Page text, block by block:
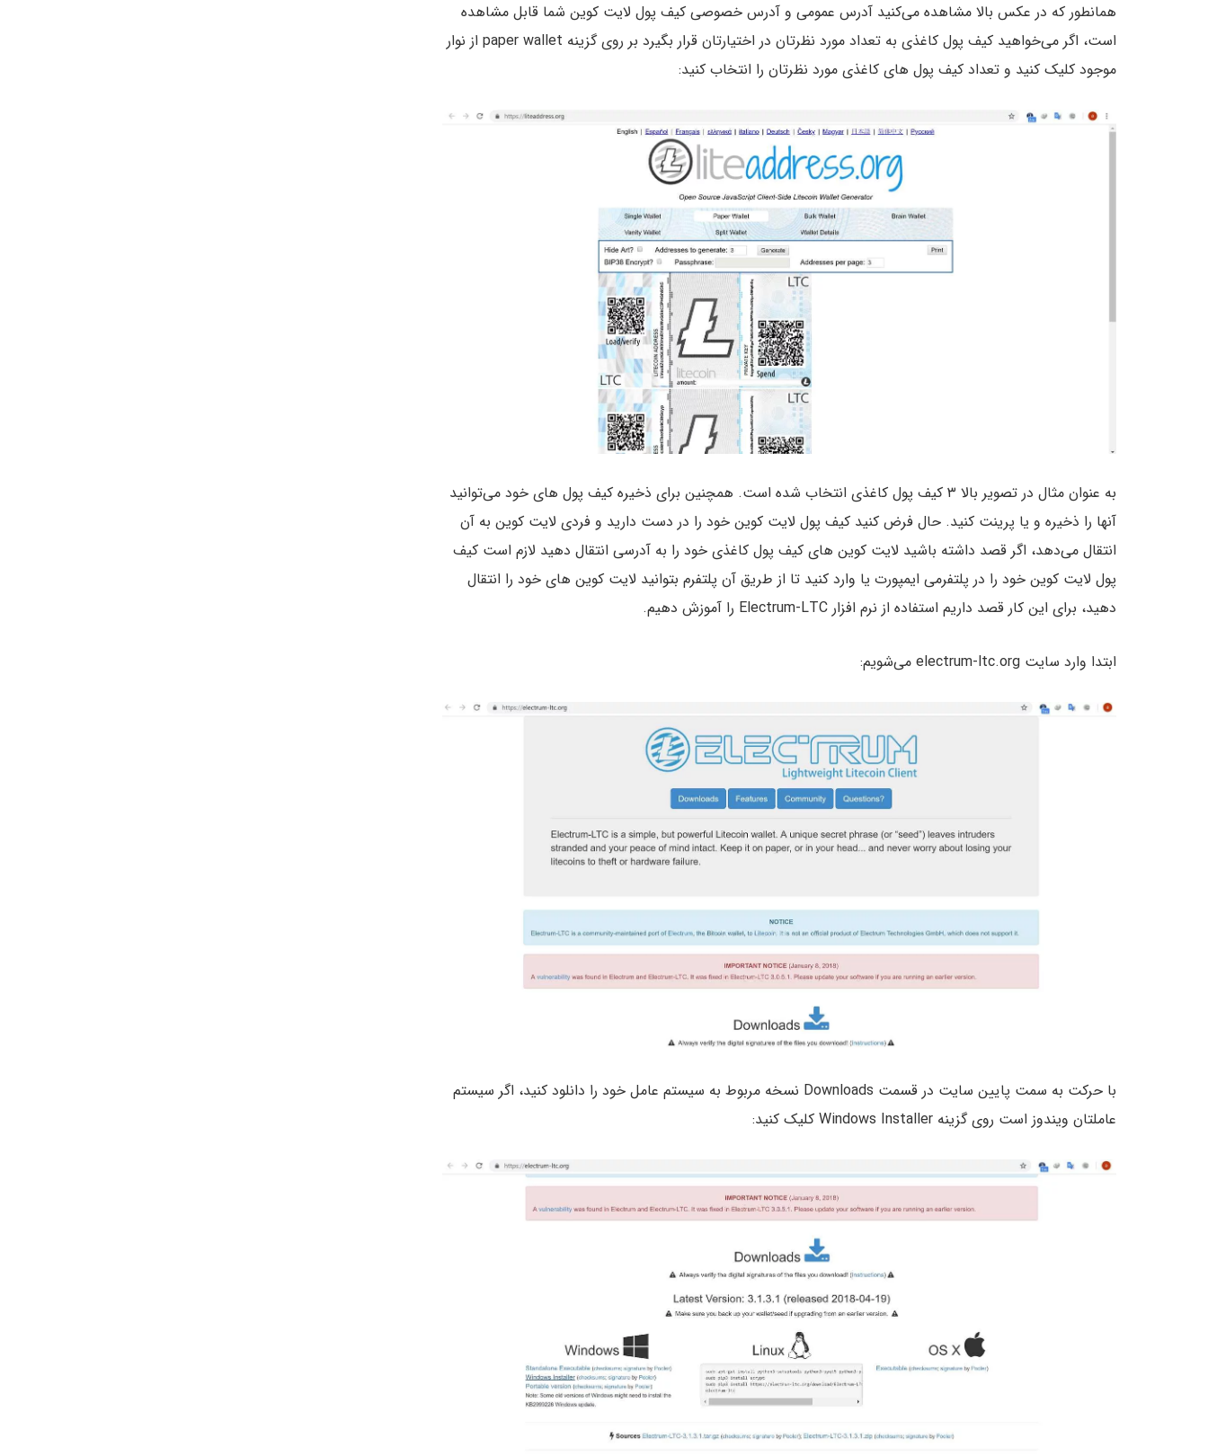
همانطور که در عکس بالا مشاهده می‌کنید آدرس عمومی و آدرس خصوصی کیف پول لایت کوین شما قابل مشاهده
است، اگر می‌خواهید کیف پول کاغذی به تعداد مورد نظرتان در اختیارتان قرار بگیرد بر روی گزینه paper wallet از نوار
موجود کلیک کنید و تعداد کیف پول های کاغذی مورد نظرتان را انتخاب کنید:
به عنوان مثال در تصویر بالا ۳ کیف پول کاغذی انتخاب شده است. همچنین برای ذخیره کیف پول های خود می‌توانید
آنها را ذخیره و یا پرینت کنید. حال فرض کنید کیف پول لایت کوین خود را در دست دارید و فردی لایت کوین به آن
انتقال می‌دهد، اگر قصد داشته باشید لایت کوین های کیف پول کاغذی خود را به آدرسی انتقال دهید لازم است کیف
پول لایت کوین خود را در پلتفرمی ایمپورت یا وارد کنید تا از طریق آن پلتفرم بتوانید لایت کوین های خود را انتقال
دهید، برای این کار قصد داریم استفاده از نرم افزار Electrum-LTC را آموزش دهیم.
ابتدا وارد سایت electrum-ltc.org می‌شویم:
با حرکت به سمت پایین سایت در قسمت Downloads نسخه مربوط به سیستم عامل خود را دانلود کنید، اگر سیستم
عاملتان ویندوز است روی گزینه Windows Installer کلیک کنید: